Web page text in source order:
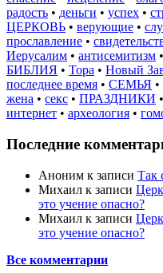
радость • деньги • успех •
ЦЕРКОВЬ • верующие •
прославление •
Иерусалим • антисемитизм •
БИБЛИЯ • Тора • Новый
последнее время • СЕМЬЯ •
жена • секс • ПРАЗДНИКИ •
интернет • археология •
Последние
Аноним к записи Так
Михаил к записи
это учение опасно?
Михаил к записи
это учение опасно?
Все комментарии